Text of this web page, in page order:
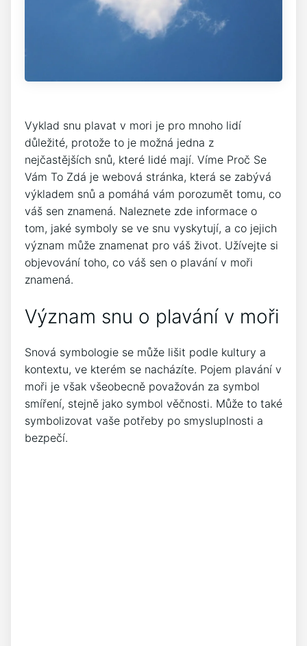
Vyklad snu plavat v mori je pro mnoho lidí
důležité, protože to je možná jedna z
nejčastějších snů, které lidé mají. Víme Proč Se
Vám To Zdá je webová stránka, která se zabývá
výkladem snů a pomáhá vám porozumět tomu, co
váš sen znamená. Naleznete zde informace o
tom, jaké symboly se ve snu vyskytují, a co jejich
význam může znamenat pro váš život. Užívejte si
objevování toho, co váš sen o plavání v moři
znamená.
Význam snu o plavání v moři
Snová symbologie se může lišit podle kultury a
kontextu, ve kterém se nacházíte. Pojem plavání v
moři je však všeobecně považován za symbol
smíření, stejně jako symbol věčnosti. Může to také
symbolizovat vaše potřeby po smysluplnosti a
bezpečí.